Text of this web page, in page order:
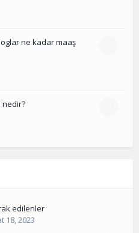
ne kadar maaş
nedir?
edilenler
18, 2023